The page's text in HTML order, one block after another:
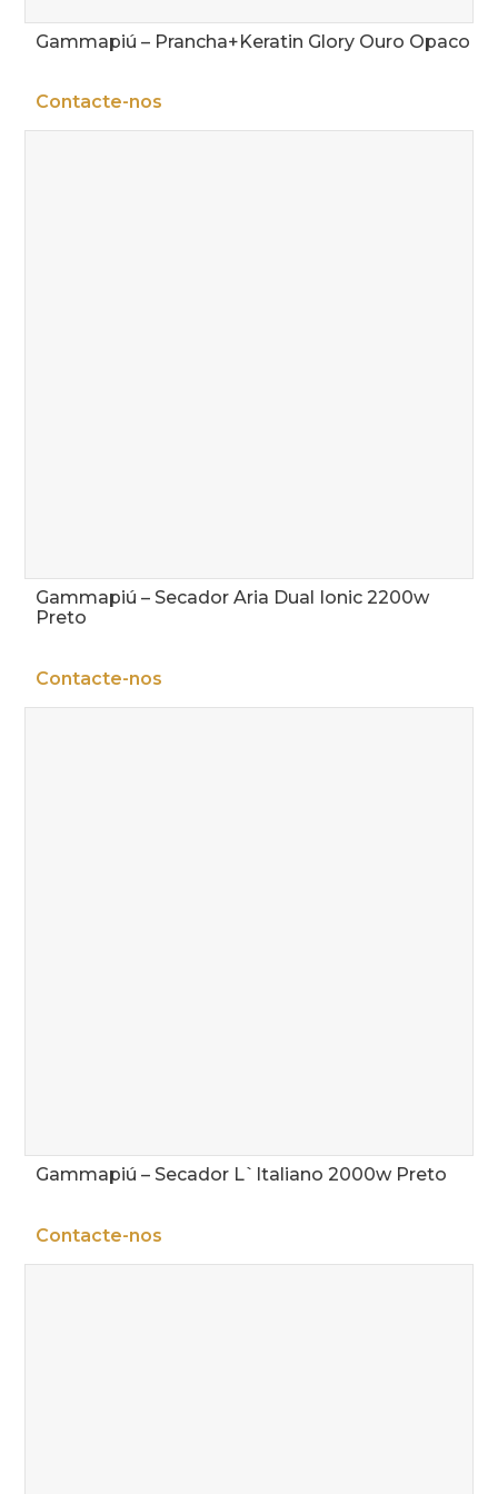
Gammapiú – Prancha+Keratin Glory Ouro Opaco
Contacte-nos
Gammapiú – Secador Aria Dual Ionic 2200w
Preto
Contacte-nos
Gammapiú – Secador L`Italiano 2000w Preto
Contacte-nos